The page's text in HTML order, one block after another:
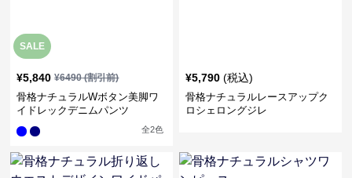
SALE
¥5,840 ¥6490(割引前)
骨格ナチュラルWボタン美脚ワ
イドレックデニムパンツ
全2色
¥5,790 (税込)
骨格ナチュラルレースアップク
ロシェロングジレ